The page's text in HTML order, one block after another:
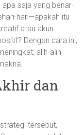
saja yang benar-
hari—apakah itu
atau akun
Dengan cara ini,
alih-alih
dan
tersebut,